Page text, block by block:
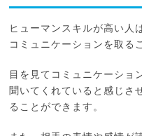
ヒューマンスキルが高い人
コミュニケーションを取る
目を見てコミュニケーショ
聞いてくれていると感じさ
ることができます。